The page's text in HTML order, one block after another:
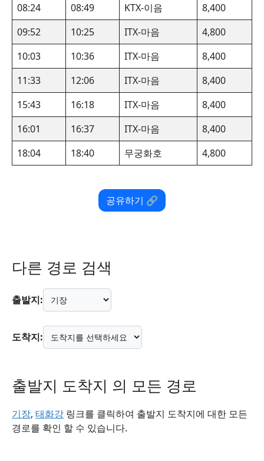
08:24
08:49 KTX-이음
8,400
09:52
10:25 ITX-마음
4,800
10:03
10:36 ITX-마음
8,400
11:33
12:06 ITX-마음
8,400
15:43
16:18 ITX-마음
8,400
16:01
16:37 ITX-마음
8,400
18:04
18:40 무궁화호 4,800
공유하기 🔗
다른 경로 검색
출발지:
도착지:
출발지 도착지 의 모든 경로
기장, 태화강 링크를 클릭하여 출발지 도착지에 대한 모든
경로를 확인 할 수 있습니다.